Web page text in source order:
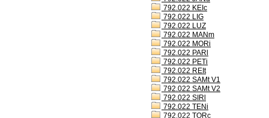
792.022 KEIc
792.022 LIG
792.022 LUZ
792.022 MANm
792.022 MORi
792.022 PARl
792.022 PETi
792.022 REIt
792.022 SAMt V1
792.022 SAMt V2
792.022 SIRl
792.022 TENi
792.022 TORc